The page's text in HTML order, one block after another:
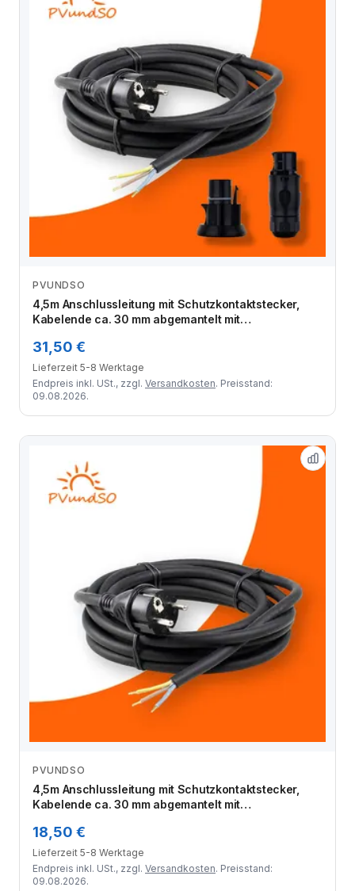
PVUNDSO
4,5m Anschlussleitung mit Schutzkontaktstecker,
Kabelende ca. 30 mm abgemantelt mit
(Bausatz)
31,50 €
Lieferzeit 5-8 Werktage
Endpreis inkl. USt., zzgl. Versandkosten. Preisstand:
09.08.2026.
PVUNDSO
4,5m Anschlussleitung mit Schutzkontaktstecker,
Kabelende ca. 30 mm abgemantelt mit
18,50 €
Lieferzeit 5-8 Werktage
Endpreis inkl. USt., zzgl. Versandkosten. Preisstand:
09.08.2026.